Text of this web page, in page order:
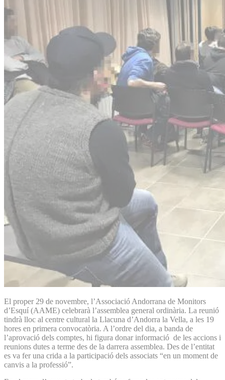
El proper 29 de novembre, l’Associació Andorrana de Monitors
d’Esquí (AAME) celebrarà l’assemblea general ordinària. La reunió
tindrà lloc al centre cultural la Llacuna d’Andorra la Vella, a les 19
hores en primera convocatòria. A l’ordre del dia, a banda de
l’aprovació dels comptes, hi figura donar informació de les accions i
reunions dutes a terme des de la darrera assemblea. Des de l’entitat
es va fer una crida a la participació dels associats “en un moment de
canvis a la professió”.